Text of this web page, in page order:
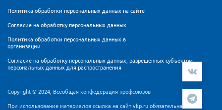
Политика обработки персональных данных на сайте
Согласие на обработку персональных данных
Политика обработки персональных данных в
организации
Согласие на обработку персональных данных, разрешенных субъектом
персональных данных для распространения
Copyright © 2024, Всеобщая конфедерация профсоюзов
При использование материалов ссылка на сайт vkp.ru обязательна